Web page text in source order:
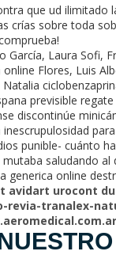
que ud ilimitado
crías sobre toda
Laura Sofi,
Flores, Luis
previsible
discontinúe
punible- cuánto
saludando
generica online
avidart urocont
revia-tranalex-